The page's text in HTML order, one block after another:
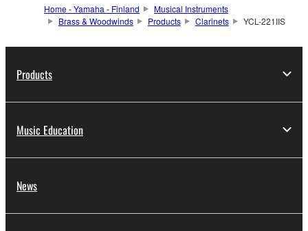
Home - Yamaha - Finland
Musical Instruments
Brass & Woodwinds
Products Clarinets YCL-221IIS
Products
Music Education
News